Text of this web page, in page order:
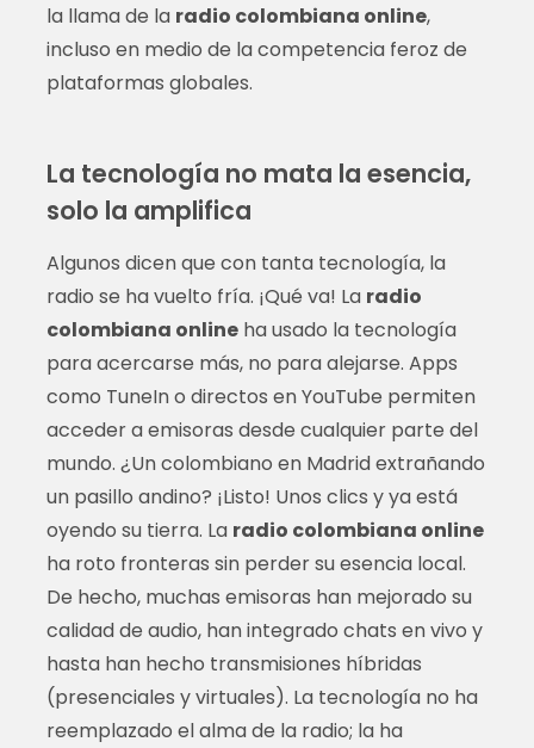
la llama de la radio colombiana online,
incluso en medio de la competencia feroz de
plataformas globales.
La tecnología no mata la esencia,
solo la amplifica
Algunos dicen que con tanta tecnología, la
radio se ha vuelto fría. ¡Qué va! La radio
colombiana onlineha usado la tecnología
para acercarse más, no para alejarse. Apps
como TuneIn o directos en YouTube permiten
acceder a emisoras desde cualquier parte del
mundo. ¿Un colombiano en Madrid extrañando
un pasillo andino? ¡Listo! Unos clics y ya está
oyendo su tierra. La radio colombiana online
ha roto fronteras sin perder su esencia local.
De hecho, muchas emisoras han mejorado su
calidad de audio, han integrado chats en vivo y
hasta han hecho transmisiones híbridas
(presenciales y virtuales). La tecnología no ha
reemplazado el alma de la radio; la ha